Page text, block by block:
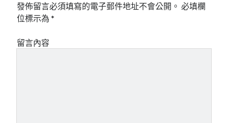
發佈留言必須填寫的電子郵件地址不會公開。 必填欄
位標示為*
留言內容